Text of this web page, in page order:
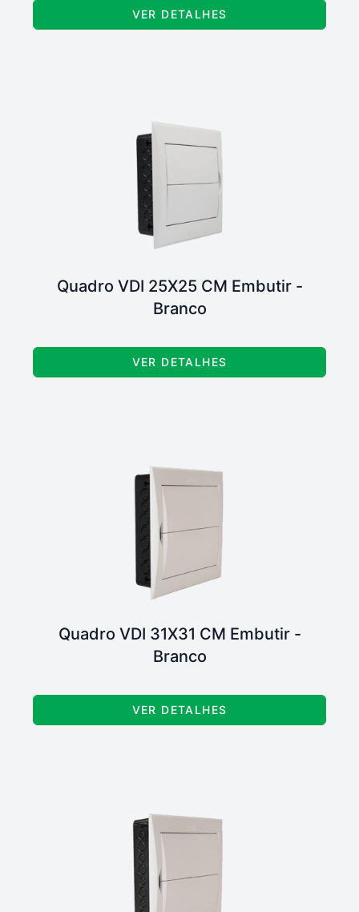
VER DETALHES
Quadro VDI 25X25 CM Embutir -
Branco
VER DETALHES
Quadro VDI 31X31 CM Embutir -
Branco
VER DETALHES